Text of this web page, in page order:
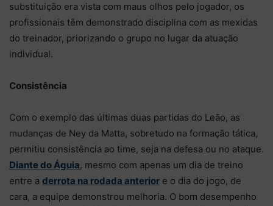
substituição era vista com maus olhos pelo jogador, os
profissionais têm demonstrado disciplina com as mexidas
do treinador, priorizando o grupo no lugar da atuação
individual.
Consistência
Com o exemplo das últimas duas partidas do Leão, as
mudanças de Ney da Matta, sobretudo na formação tática,
permitiu consistência ao time, seja na defesa ou no ataque.
Diante do Águia, mesmo com apenas um dia de treino
entre a derrota na rodada anterior e o dia do jogo, de
cara, a equipe demonstrou melhoria. O bom desempenho